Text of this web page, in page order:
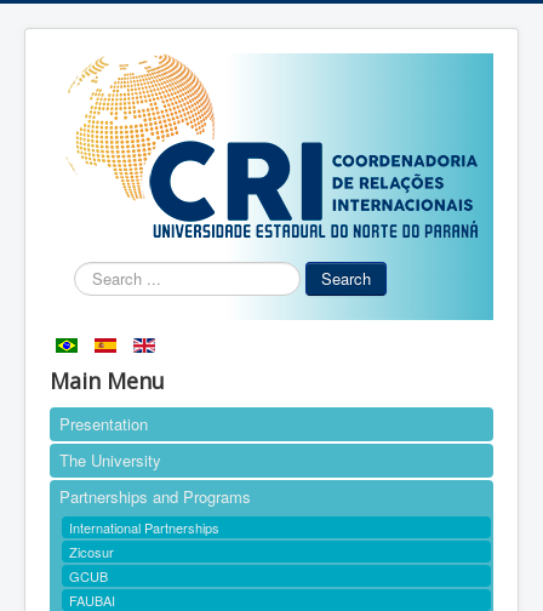
Search
...
Search
Main Menu
Presentation
The University
Partnerships and Programs
International Partnerships
Zicosur
GCUB
FAUBAI